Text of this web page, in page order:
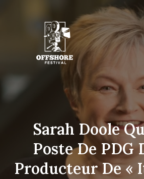
Sarah Doole
Poste De PDG
Producteur De «